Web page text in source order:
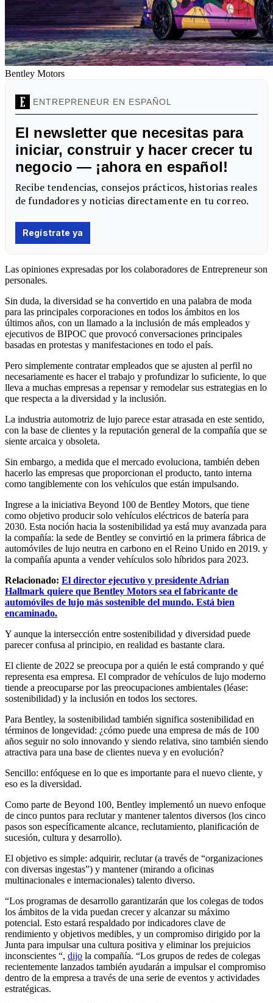
Bentley Motors
Las opiniones expresadas por los colaboradores de Entrepreneur son
personales.
Sin duda, la diversidad se ha convertido en una palabra de moda
para las principales corporaciones en todos los ámbitos en los
últimos años, con un llamado a la inclusión de más empleados y
ejecutivos de BIPOC que provocó conversaciones principales
basadas en protestas y manifestaciones en todo el país.
Pero simplemente contratar empleados que se ajusten al perfil no
necesariamente es hacer el trabajo y profundizar lo suficiente, lo que
lleva a muchas empresas a repensar y remodelar sus estrategias en lo
que respecta a la diversidad y la inclusión.
La industria automotriz de lujo parece estar atrasada en este sentido,
con la base de clientes y la reputación general de la compañía que se
siente arcaica y obsoleta.
Sin embargo, a medida que el mercado evoluciona, también deben
hacerlo las empresas que proporcionan el producto, tanto interna
como tangiblemente con los vehículos que están impulsando.
Ingrese a la iniciativa Beyond 100 de Bentley Motors, que tiene
como objetivo producir solo vehículos eléctricos de batería para
2030. Esta noción hacia la sostenibilidad ya está muy avanzada para
la compañía: la sede de Bentley se convirtió en la primera fábrica de
automóviles de lujo neutra en carbono en el Reino Unido en 2019. y
la compañía apunta a vender vehículos solo híbridos para 2023.
Relacionado: El director ejecutivo y presidente Adrian
Hallmark quiere que Bentley Motors sea el fabricante de
automóviles de lujo más sostenible del mundo. Está bien
encaminado.
Y aunque la intersección entre sostenibilidad y diversidad puede
parecer confusa al principio, en realidad es bastante clara.
El cliente de 2022 se preocupa por a quién le está comprando y qué
representa esa empresa. El comprador de vehículos de lujo moderno
tiende a preocuparse por las preocupaciones ambientales (léase:
sostenibilidad) y la inclusión en todos los sectores.
Para Bentley, la sostenibilidad también significa sostenibilidad en
términos de longevidad: ¿cómo puede una empresa de más de 100
años seguir no solo innovando y siendo relativa, sino también siendo
atractiva para una base de clientes nueva y en evolución?
Sencillo: enfóquese en lo que es importante para el nuevo cliente, y
eso es la diversidad.
Como parte de Beyond 100, Bentley implementó un nuevo enfoque
de cinco puntos para reclutar y mantener talentos diversos (los cinco
pasos son específicamente alcance, reclutamiento, planificación de
sucesión, cultura y desarrollo).
El objetivo es simple: adquirir, reclutar (a través de “organizaciones
con diversas ingestas”) y mantener (mirando a oficinas
multinacionales e internacionales) talento diverso.
“Los programas de desarrollo garantizarán que los colegas de todos
los ámbitos de la vida puedan crecer y alcanzar su máximo
potencial. Esto estará respaldado por indicadores clave de
rendimiento y objetivos medibles, y un compromiso dirigido por la
Junta para impulsar una cultura positiva y eliminar los prejuicios
inconscientes “, dijo la compañía. “Los grupos de redes de colegas
recientemente lanzados también ayudarán a impulsar el compromiso
dentro de la empresa a través de una serie de eventos y actividades
estratégicas.